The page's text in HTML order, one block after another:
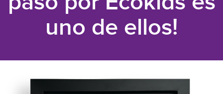
uno de ellos!